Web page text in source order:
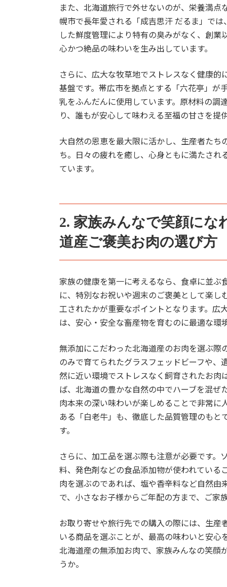
また、北海道旅行で外せないのが、栄養満
幌市で長年愛される「成吉思汗 だるま」で
した鮮度管理により特有の臭みがなく、創
心かつ絶品の味わいを生み出しています。
さらに、広大な牧草地でストレスなく健康
基盤です。帯広市を拠点とする「六花亭」が
乳をふんだんに使用しています。原材料の調
り、誰もが安心して味わえる至福の甘さを提
大自然の恩恵を最大限に活かし、生産者た
ち。日々の疲れを癒し、心身ともに満たさ
ています。
2. 家族みんなで笑顔にな
道産ご褒美お肉の選び方
家族の健康を第一に考えるなら、食卓に並
に、特別なお祝いや週末のご褒美として楽
工されたかが重要なポイントとなります。
は、安心・安全な畜産物を育むのに最適な環
無添加にこだわった北海道産のお肉を選ぶ際
のみで育てられたグラスフェッドビーフや
然に近い環境でストレスなく飼育されたお肉
ば、北海道の豊かな自然の中でハーブを混
肉本来の深い味わいが楽しめることで非常
ある「白老牛」も、徹底した品質管理のも
す。
さらに、加工品を選ぶ際も注意が必要です
料、発色剤などの食品添加物が使われてい
肉を選ぶのであれば、塩や香辛料など自然
で、小さなお子様からご年配の方まで、ご家
お取り寄せや旅行先での購入の際には、生
いる商品を選ぶことが、最高の味わいと安
北海道産の無添加お肉で、家族みんなの笑顔
うか。